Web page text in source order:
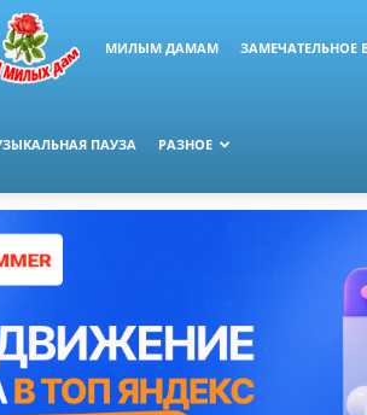
МИЛЫМ ДАМАМ ЗАМЕЧАТЕЛЬНОЕ
ПАУЗА РАЗНОЕ